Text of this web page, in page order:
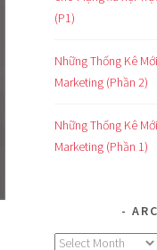
(P1)
Những Thống Kê
Marketing (Phần 2)
Những Thống Kê
Marketing (Phần 1)
Archives